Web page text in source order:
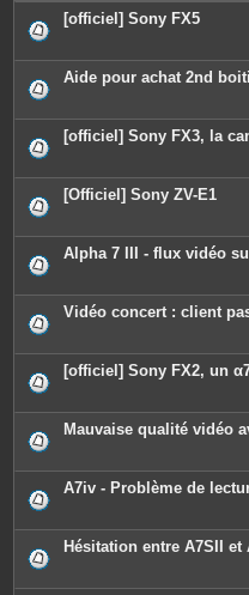
[officiel] Sony FX5
Aide pour achat 2nd
[officiel] Sony FX3, la
[Officiel] Sony ZV-E1
Alpha 7 III - flux vidéo
Vidéo concert : client
[officiel] Sony FX2, un
Mauvaise qualité vidéo
A7iv - Problème de
Hésitation entre A7SII et